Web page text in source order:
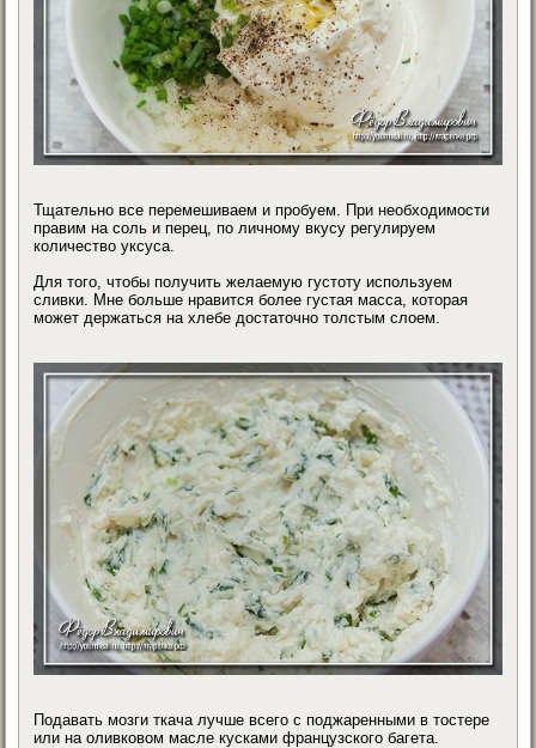
Тщательно все перемешиваем и пробуем. При необходимости
правим на соль и перец, по личному вкусу регулируем
количество уксуса.
Для того, чтобы получить желаемую густоту используем
сливки. Мне больше нравится более густая масса, которая
может держаться на хлебе достаточно толстым слоем.
Подавать мозги ткача лучше всего с поджаренными в тостере
или на оливковом масле кусками французского багета.